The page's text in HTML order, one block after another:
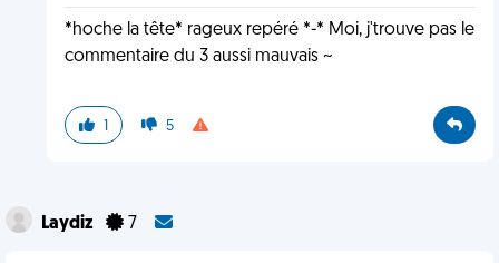
*hoche la tête* rageux repéré *-* Moi, j'trouve pas le
commentaire du 3 aussi mauvais ~
1 5
Laydiz 7